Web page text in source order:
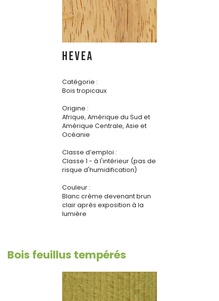
HEVEA
Catégorie :
Bois tropicaux
Origine :
Afrique, Amérique du Sud et
Amérique Centrale, Asie et
Océanie
Classe d’emploi :
Classe 1 - à l'intérieur (pas de
risque d'humidification)
Couleur :
Blanc crème devenant brun
clair après exposition à la
lumière
Bois feuillus tempérés